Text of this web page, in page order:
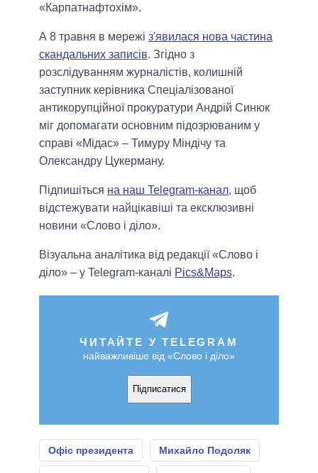
«Карпатнафтохім».
А 8 травня в мережі з'явилася нова частина
скандальних записів. Згідно з
розслідуванням журналістів, колишній
заступник керівника Спеціалізованої
антикорупційної прокуратури Андрій Синюк
міг допомагати основним підозрюваним у
справі «Мідас» – Тимуру Міндічу та
Олександру Цукерману.
Підпишіться на наш Telegram-канал, щоб
відстежувати найцікавіші та ексклюзивні
новини «Слово і діло».
Візуальна аналітика від редакції «Слово і
діло» – у Telegram-каналі Pics&Maps.
ЧИТАЙТЕ У TELEGRAM
найважливіше від «Слово і діло»
Підписатися
Офіс президента Михайло Подоляк